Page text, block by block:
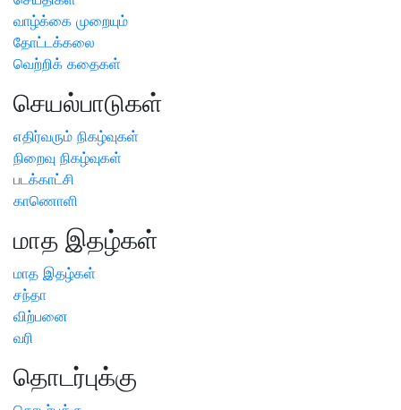
வாழ்க்கை முறையும்
தோட்டக்கலை
வெற்றிக் கதைகள்
செயல்பாடுகள்
எதிர்வரும் நிகழ்வுகள்
நிறைவு நிகழ்வுகள்
படக்காட்சி
காணொளி
மாத இதழ்கள்
மாத இதழ்கள்
சந்தா
விற்பனை
வரி
தொடர்புக்கு